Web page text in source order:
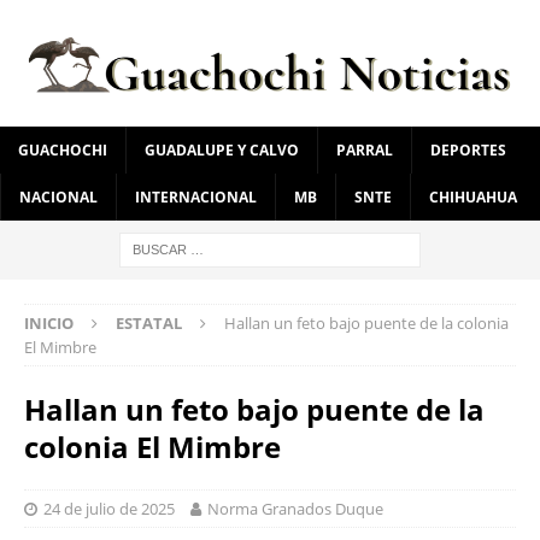
GUACHOCHI GUADALUPE Y CALVO PARRAL DEPORTES
NACIONAL INTERNACIONAL MB SNTE CHIHUAHUA
INICIO ESTATAL
Hallan un feto bajo puente de la colonia
El Mimbre
Hallan un feto bajo puente de la
colonia El Mimbre
24 de julio de 2025 Norma Granados Duque